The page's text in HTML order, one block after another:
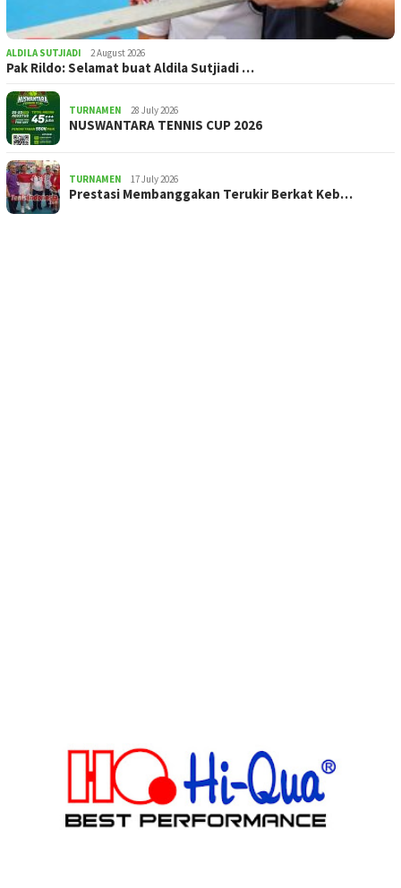
ALDILA SUTJIADI 2 August 2026
Pak Rildo: Selamat buat Aldila Sutjiadi …
TURNAMEN 28 July 2026
NUSWANTARA TENNIS CUP 2026
TURNAMEN 17 July 2026
Prestasi Membanggakan Terukir Berkat Keb…